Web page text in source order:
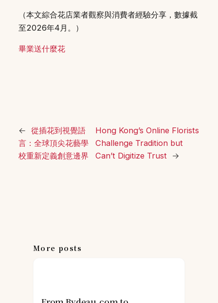
（本文綜合花店業者觀察與消費者經驗分享，數據截
至2026年4月。）
畢業送什麼花
← 從插花到視覺語
言：全球頂尖花藝學
校重新定義創意邊界
Hong Kong’s Online Florists
Challenge Tradition but
Can’t Digitize Trust
→
More posts